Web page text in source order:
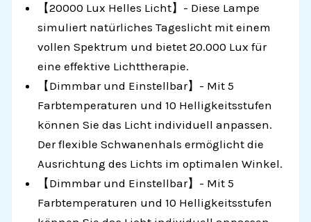
【20000 Lux Helles Licht】- Diese Lampe
simuliert natürliches Tageslicht mit einem
vollen Spektrum und bietet 20.000 Lux für
eine effektive Lichttherapie.
【Dimmbar und Einstellbar】- Mit 5
Farbtemperaturen und 10 Helligkeitsstufen
können Sie das Licht individuell anpassen.
Der flexible Schwanenhals ermöglicht die
Ausrichtung des Lichts im optimalen Winkel.
【Dimmbar und Einstellbar】- Mit 5
Farbtemperaturen und 10 Helligkeitsstufen